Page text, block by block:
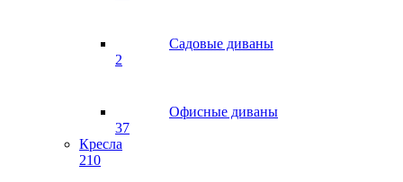
Садовые диваны
2
Офисные диваны
37
Кресла
210